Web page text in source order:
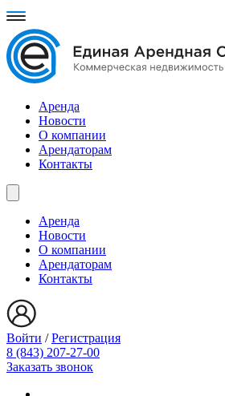
Аренда
Новости
О компании
Арендаторам
Контакты
Аренда
Новости
О компании
Арендаторам
Контакты
Войти /Регистрация
8 (843) 207-27-00
Заказать звонок